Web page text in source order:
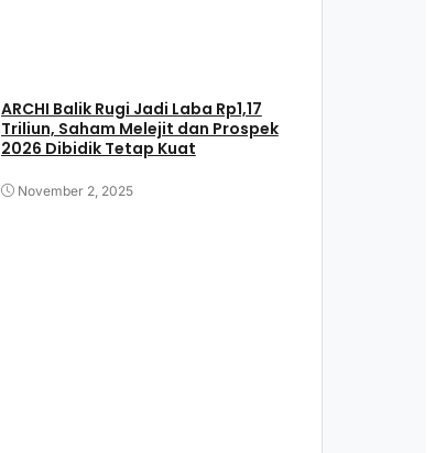
ARCHI Balik Rugi Jadi Laba Rp1,17
Triliun, Saham Melejit dan Prospek
2026 Dibidik Tetap Kuat
November 2, 2025